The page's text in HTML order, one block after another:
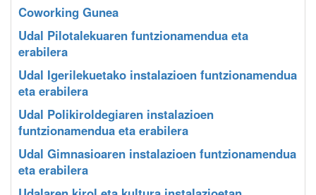
Coworking Gunea
Udal Pilotalekuaren funtzionamendua eta
erabilera
Udal Igerilekuetako instalazioen funtzionamendua
eta erabilera
Udal Polikiroldegiaren instalazioen
funtzionamendua eta erabilera
Udal Gimnasioaren instalazioen funtzionamendua
eta erabilera